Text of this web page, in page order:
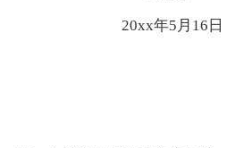
20xx年5月16日